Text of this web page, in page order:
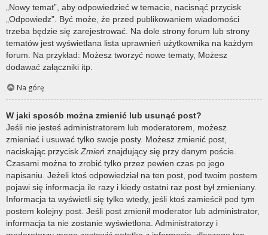
„Nowy temat”, aby odpowiedzieć w temacie, nacisnąć przycisk
„Odpowiedz”. Być może, że przed publikowaniem wiadomości
trzeba będzie się zarejestrować. Na dole strony forum lub strony
tematów jest wyświetlana lista uprawnień użytkownika na każdym
forum. Na przykład: Możesz tworzyć nowe tematy, Możesz
dodawać załączniki itp.
Na górę
W jaki sposób można zmienić lub usunąć post?
Jeśli nie jesteś administratorem lub moderatorem, możesz
zmieniać i usuwać tylko swoje posty. Możesz zmienić post,
naciskając przycisk Zmień znajdujący się przy danym poście.
Czasami można to zrobić tylko przez pewien czas po jego
napisaniu. Jeżeli ktoś odpowiedział na ten post, pod twoim postem
pojawi się informacja ile razy i kiedy ostatni raz post był zmieniany.
Informacja ta wyświetli się tylko wtedy, jeśli ktoś zamieścił pod tym
postem kolejny post. Jeśli post zmienił moderator lub administrator,
informacja ta nie zostanie wyświetlona. Administratorzy i